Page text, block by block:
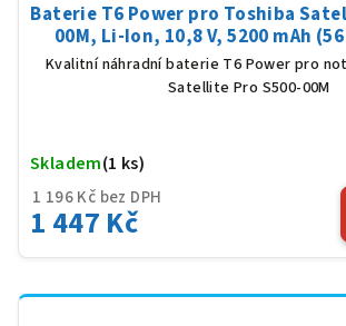
Baterie T6 Power pro Toshiba
00M, Li-Ion, 10,8 V, 5200 mAh
Kvalitní náhradní baterie T6 Power pro
Satellite Pro S500-00M
1 196 Kč bez DPH
1 447 Kč
Skladem(1 ks)